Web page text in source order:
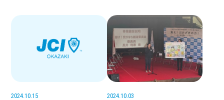
2024.10.15 2024.10.03